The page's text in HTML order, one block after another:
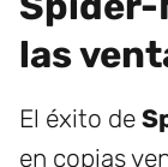
las
El éxito de
en copias